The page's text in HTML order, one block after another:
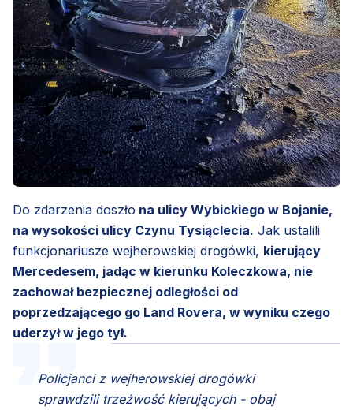
Do zdarzenia doszło na ulicy Wybickiego w Bojanie,
na wysokości ulicy Czynu Tysiąclecia. Jak ustalili
funkcjonariusze wejherowskiej drogówki, kierujący
Mercedesem, jadąc w kierunku Koleczkowa, nie
zachował bezpiecznej odległości od
poprzedzającego go Land Rovera, w wyniku czego
uderzył w jego tył.
Policjanci z wejherowskiej drogówki
sprawdzili trzeźwość kierujących - obaj